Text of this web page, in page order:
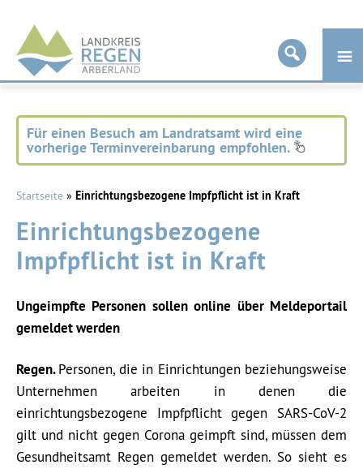
Landkreis
Regen
Für einen Besuch am Landratsamt wird eine
vorherige Terminvereinbarung empfohlen.
Startseite » Einrichtungsbezogene Impfpflicht ist in Kraft
Einrichtungsbezogene
Impfpflicht ist in Kraft
Ungeimpfte Personen sollen online über Meldeportail
gemeldet werden
Regen.Personen, die in Einrichtungen beziehungsweise
Unternehmen arbeiten in denen die
einrichtungsbezogene Impfpflicht gegen SARS-CoV-2
gilt und nicht gegen Corona geimpft sind, müssen dem
Gesundheitsamt Regen gemeldet werden. So sieht es